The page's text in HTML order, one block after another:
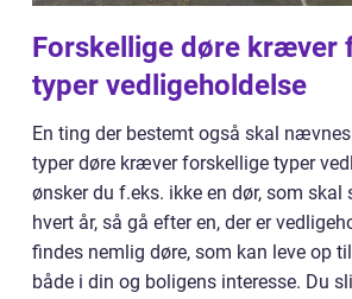
Forskellige døre kræver
typer vedligeholdelse
En ting der bestemt også skal
typer døre kræver forskellige typer
ønsker du f.eks. ikke en dør, som skal
hvert år, så gå efter en, der er
findes nemlig døre, som kan leve op
både i din og boligens interesse. Du